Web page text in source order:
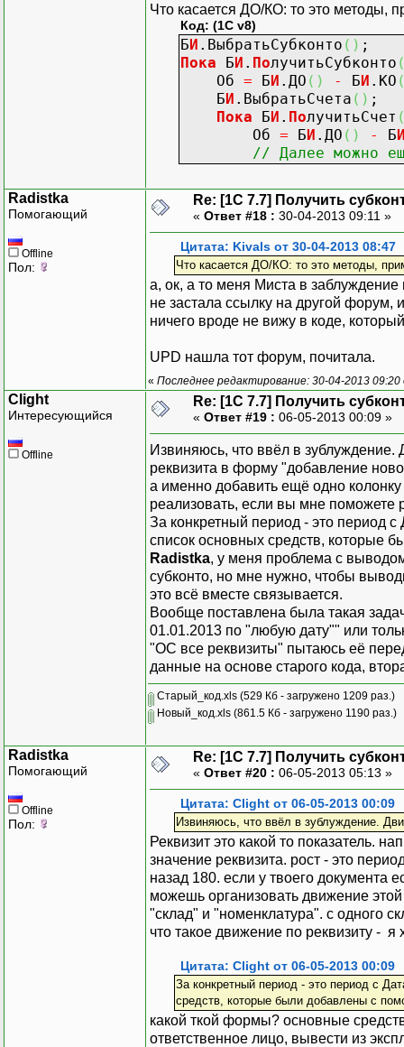
Пер. И
Пер.ВыбратьЗначения
ПокаПер.По лучить
ДатаЗн= Пер.Дата
Т.Счет = Пер.
ЕслиПустое Знач
Т.Счет= "---";
Иначе
Т.Счет=
Т.ВыбратьСтроки();
ЕслиТ. ПолучитьСтроку()
КонецЕсли;
//
//
КонецЦикла;
Пер.И
Пер.И
Пер.И
Пер.ВыбратьЗначения
ПокаПер.Получить
ДатаЗн =Пер.Дата
Т.Суб1 =Пер.
Т.Суб 2 =Пер.
Т.Суб3 =Пер.
Если (Т.Счет=
Т.Суб1
Иначе
ЕслиТ.ПолучитьСтроку()
КонецЕсли;
//
//
КонецЦикла;
Что касается ДО/КО: то это методы,
Код: (1C v8)
БИ .ВыбратьСубконто ( ) ;
Пока БИ . ПолучитьСубконто
Об = БИ .ДО ( ) - БИ .КО
БИ .ВыбратьСчета ( ) ;
Пока БИ . ПолучитьСчет
Об = БИ .ДО ( ) - Б
// Далее можно
Radistka
Помогающий
Offline
Пол:
Re: [1C 7.7] Получить
« Ответ #18 : 30-04-2013 09:11 »
Цитата: Kivals от 30-04-2013 08:47
Что касается ДО/КО: то это методы,
а, ок, а то меня Миста в заблуждение
не застала ссылку на другой форум,
ничего вроде не вижу в коде,
UPD нашла тот форум, почитала.
« Последнее редактирование: 30-04-2013
Clight
Интересующийся
Offline
Re: [1C 7.7] Получить
« Ответ #19 : 06-05-2013 00:09 »
Извиняюсь, что ввёл в зублуждение.
реквизита в форму "добавление
а именно добавить ещё одно
реализовать, если вы мне поможете
За конкретный период - это период
список основных средств,
Radistka, у меня проблема с
субконто, но мне нужно, чтобы
это всё вместе связывается.
Вообще поставлена была такая
01.01.2013 по "любую дату"" или
"ОС все реквизиты" пытаюсь её
данные на основе старого кода,
Старый_код.xls (529 Кб - загружено 1209 раз.)
Новый_код.xls (861.5 Кб - загружено 1190 раз.)
Radistka
Помогающий
Offline
Пол:
Re: [1C 7.7] Получить
« Ответ #20 : 06-05-2013 05:13 »
Цитата: Clight от 06-05-2013 00:09
Извиняюсь, что ввёл в зублуждение.
Реквизит это какой то показатель.
значение реквизита. рост - это
назад 180. если у твоего документа
можешь организовать движение
"склад" и "номенклатура". с одного
что такое движение по реквизиту - я
Цитата: Clight от 06-05-2013 00:09
За конкретный период - это период с
средств, которые были добавлены с
какой ткой формы? основные
ответственное лицо, вывести из